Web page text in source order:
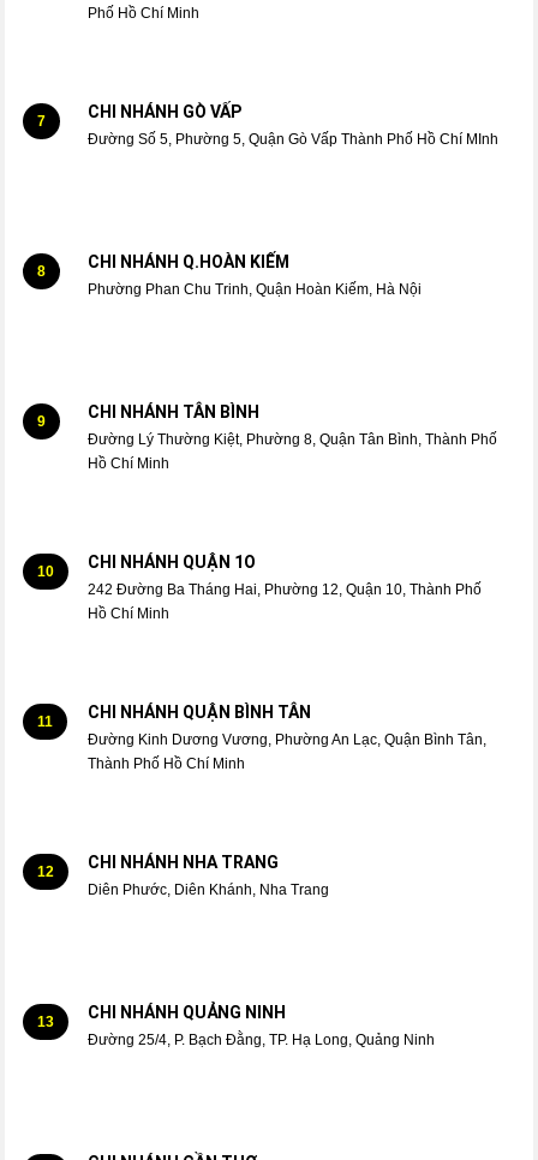
Phố Hồ Chí Minh
7 CHI NHÁNH GÒ VẤP
Đường Số 5, Phường 5, Quận Gò Vấp Thành Phố Hồ Chí MInh
8 CHI NHÁNH Q.HOÀN KIẾM
Phường Phan Chu Trinh, Quận Hoàn Kiếm, Hà Nội
9 CHI NHÁNH TÂN BÌNH
Đường Lý Thường Kiệt, Phường 8, Quận Tân Bình, Thành Phố
Hồ Chí Minh
10 CHI NHÁNH QUẬN 1O
242 Đường Ba Tháng Hai, Phường 12, Quận 10, Thành Phố
Hồ Chí Minh
11 CHI NHÁNH QUẬN BÌNH TÂN
Đường Kinh Dương Vương, Phường An Lạc, Quận Bình Tân,
Thành Phố Hồ Chí Minh
12 CHI NHÁNH NHA TRANG
Diên Phước, Diên Khánh, Nha Trang
13 CHI NHÁNH QUẢNG NINH
Đường 25/4, P. Bạch Đằng, TP. Hạ Long, Quảng Ninh